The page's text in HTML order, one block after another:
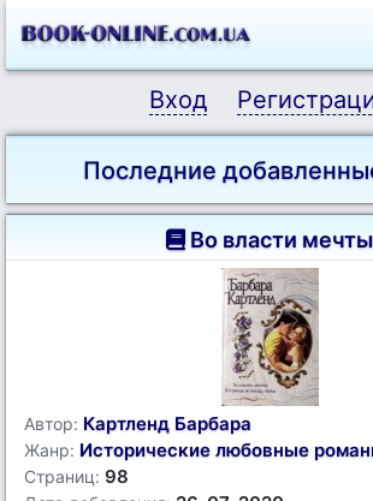
Вход
Последние
Во власти мечты
Автор: Картленд Барбара
Жанр: Исторические любовные
Страниц: 98